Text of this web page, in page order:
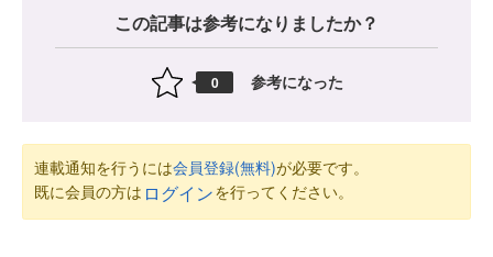
この記事は参考になりましたか？
0 参考になった
連載通知を行うには会員登録(無料)が必要です。
既に会員の方は ログインを行ってください。